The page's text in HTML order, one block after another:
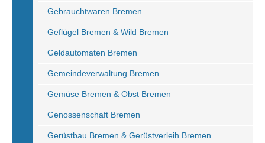
Gebrauchtwaren Bremen
Geflügel Bremen & Wild Bremen
Geldautomaten Bremen
Gemeindeverwaltung Bremen
Gemüse Bremen & Obst Bremen
Genossenschaft Bremen
Gerüstbau Bremen & Gerüstverleih Bremen